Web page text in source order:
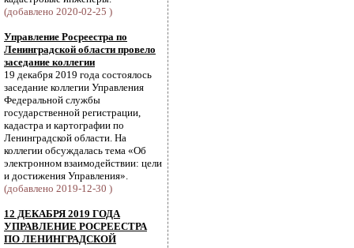
(добавлено 2020-02-25 )
Управление Росреестра по
Ленинградской области провело
заседание коллегии
19 декабря 2019 года состоялось
заседание коллегии Управления
Федеральной службы
государственной регистрации,
кадастра и картографии по
Ленинградской области. На
коллегии обсуждалась тема «Об
электронном взаимодействии: цели
и достижения Управления».
(добавлено 2019-12-30 )
12 ДЕКАБРЯ 2019 ГОДА
УПРАВЛЕНИЕ РОСРЕЕСТРА
ПО ЛЕНИНГРАДСКОЙ